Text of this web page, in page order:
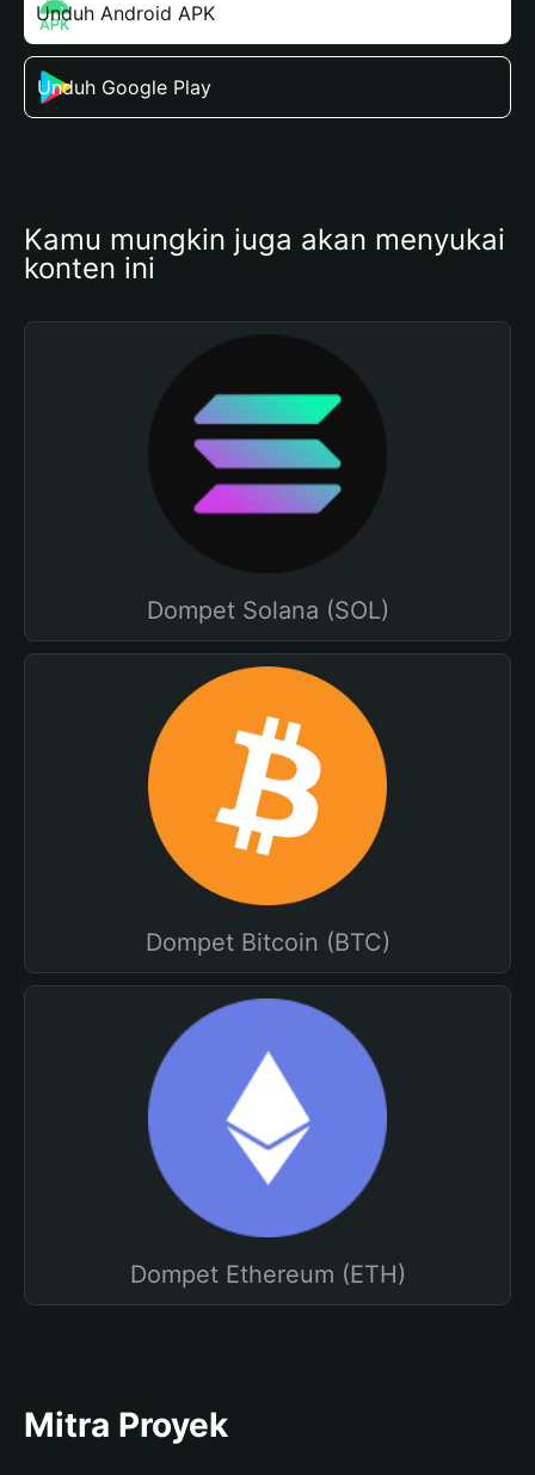
Unduh Android APK
Unduh Google Play
Kamu mungkin juga akan menyukai
konten ini
Dompet Solana (SOL)
Dompet Bitcoin (BTC)
Dompet Ethereum (ETH)
Mitra Proyek